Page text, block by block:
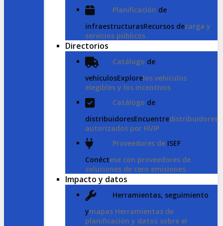
Planificación de
infraestructurasRecursos decarga y
servicios públicos
Directorios
Catálogo de
vehículosExplorelos vehículos
elegibles y los incentivos
Catálogo de
distribuidoresEncuentredistribuidores
autorizados por HVIP
Proveedores de ISEF
Conéctese con proveedores de
soluciones de cero emisiones.
Impacto y datos
Herramientas, seguimiento
ymapas Herramientas de
planificación y datos sobre el